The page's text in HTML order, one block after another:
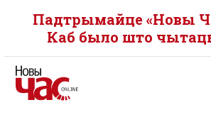
Падтрымайце «Новы
Каб было што